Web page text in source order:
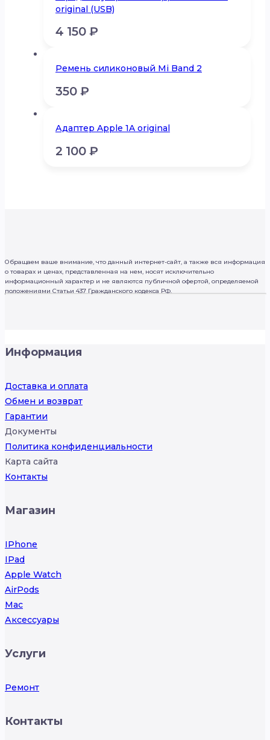
original (USB)
4 150 ₽
Ремень силиконовый Mi Band 2
350 ₽
Адаптер Apple 1A original
2 100 ₽
Обращаем ваше внимание, что данный интернет-сайт, а также вся информация
о товарах и ценах, представленная на нем, носят исключительно
информационный характер и не являются публичной офертой, определяемой
положениями Статьи 437 Гражданского кодекса РФ.
Информация
Доставка и оплата
Обмен и возврат
Гарантии
Документы
Политика конфиденциальности
Карта сайта
Контакты
Магазин
IPhone
IPad
Apple Watch
AirPods
Mac
Аксессуары
Услуги
Ремонт
Контакты